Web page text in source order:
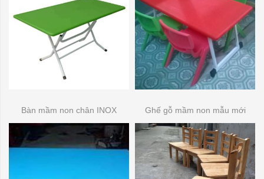
Bàn mầm non chân INOX Ghế gỗ mầm non mẫu mới